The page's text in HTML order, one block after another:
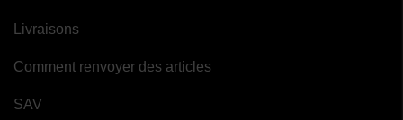
Livraisons
Comment renvoyer des articles
SAV